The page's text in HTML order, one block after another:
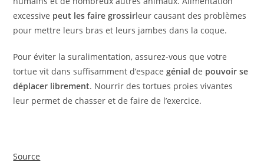
excessive peut les faire grossirleur causant des problèmes
pour mettre leurs bras et leurs jambes dans la coque.
Pour éviter la suralimentation, assurez-vous que votre
tortue vit dans suffisamment d’espacegénial de pouvoir se
déplacer librement. Nourrir des tortues proies vivantes
leur permet de chasser et de faire de l’exercice.
Source